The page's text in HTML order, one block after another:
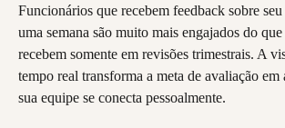
Funcionários que recebem feedback sobre
uma semana são muito mais engajados do
recebem somente em revisões trimestrais. A
tempo real transforma a meta de avaliação
sua equipe se conecta pessoalmente.